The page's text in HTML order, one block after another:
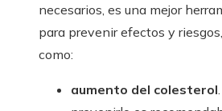
necesarios, es una mejor
para prevenir efectos y
como:
aumento del colesterol